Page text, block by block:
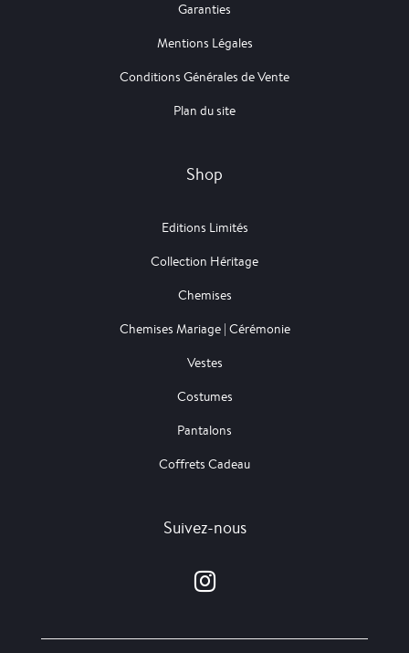
Garanties
Mentions Légales
Conditions Générales de Vente
Plan du site
Shop
Editions Limités
Collection Héritage
Chemises
Chemises Mariage | Cérémonie
Vestes
Costumes
Pantalons
Coffrets Cadeau
Suivez-nous